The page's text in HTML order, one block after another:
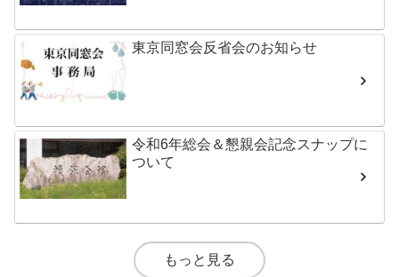
東京同窓会反省会のお知らせ
令和6年総会＆懇親会記念スナップに
ついて
もっと見る